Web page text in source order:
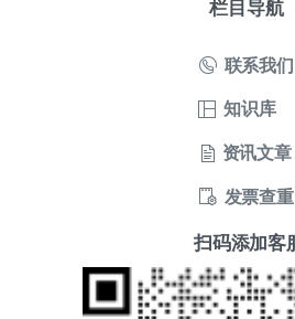
联系我们
知识库
资讯文章
发票查重
扫码添加客服